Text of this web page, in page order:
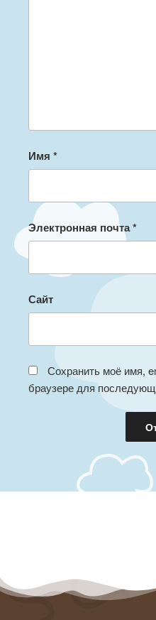
Имя *
Электронная почта*
Сайт
Сохранить моё имя,
браузере для